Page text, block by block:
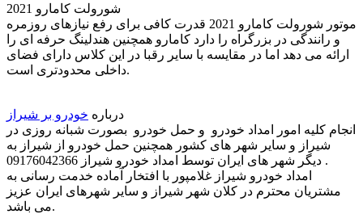
شورولت کامارو 2021
موتور شورولت کامارو 2021 قدرت کافی برای رفع نیازهای روزمره
و رانندگی در بزرگراه را دارد کامارو همچنین هندلینگ حرفه ای را
ارائه می دهد اما در مقایسه با سایر رقبا در این کلاس دارای فضای
داخلی محدودتری است.
درباره خودرو بر شیراز
انجام کلیه امور امداد خودرو و حمل خودرو بصورت شبانه روزی در
شیراز و سایر شهر های کشور همچنین حمل خودرو از شیراز به
دیگر شهر های ایران توسط امداد خودرو شیراز 09176042366 .
امداد خودرو شیراز غلامپور با افتخار آماده خدمت رسانی به
مشتریان محترم در کلان شهر شیراز و سایر شهرهای ایران عزیز
می باشد.